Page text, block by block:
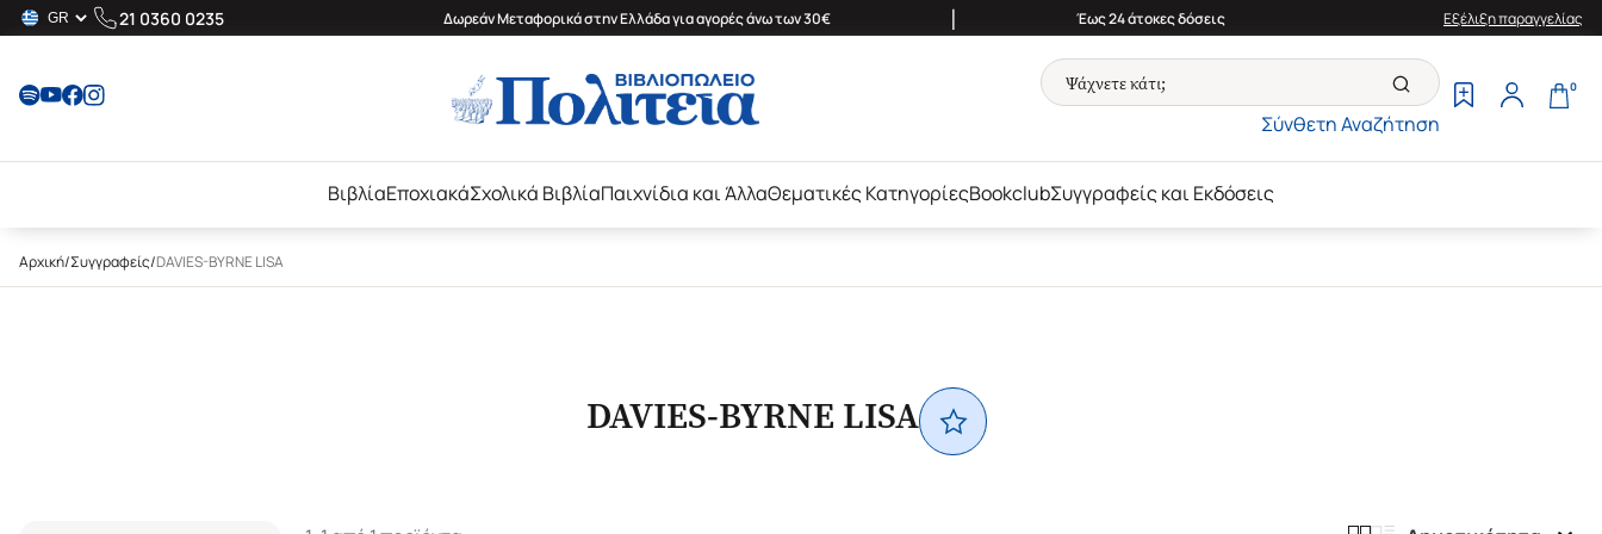
21 0360 0235 Δωρεάν Μεταφορικά στην Ελλάδα για αγορές άνω των 30€ | Έως 24 άτοκες δόσεις Εξέλιξη παραγγελίας
Σύνθετη Αναζήτηση
0
ΒιβλίαΕποχιακάΣχολικά ΒιβλίαΠαιχνίδια και ΆλλαΘεματικές ΚατηγορίεςBookclubΣυγγραφείς και Εκδόσεις
Αρχική/Συγγραφείς/DAVIES-BYRNE LISA
DAVIES-BYRNE LISA